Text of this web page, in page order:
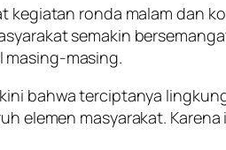
kegiatan ronda malam dan
semakin
masing-masing.
bahwa terciptanya
elemen masyarakat.